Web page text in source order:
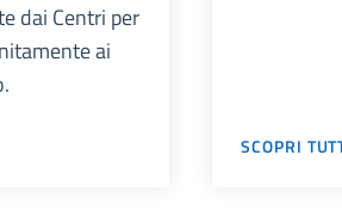
dai Centri per
ai
SCOPRI